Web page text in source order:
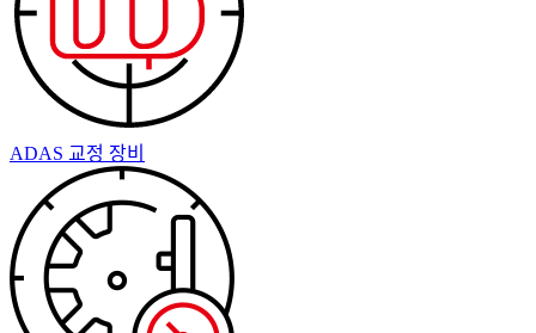
ADAS 교정 장비